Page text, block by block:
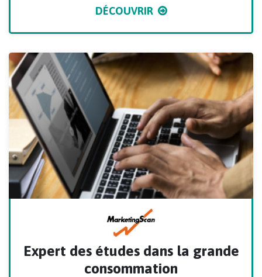
DÉCOUVRIR
Expert des études dans la grande
consommation